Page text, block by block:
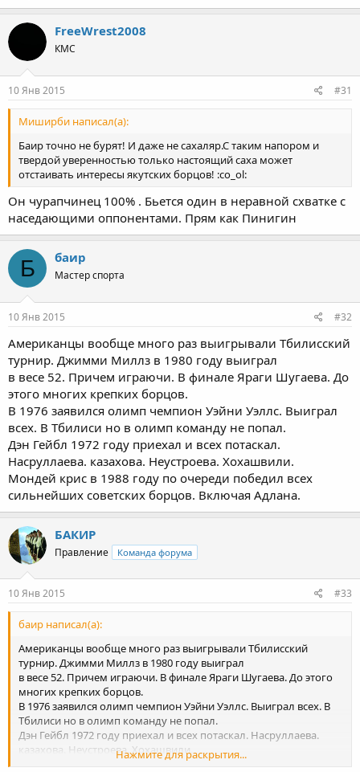
FreeWrest2008
КМС
10 Янв 2015 #31
Миширби написал(а):
Баир точно не бурят! И даже не сахаляр.С таким напором и
твердой уверенностью только настоящий саха может
отстаивать интересы якутских борцов! :co_ol:
Он чурапчинец 100% . Бьется один в неравной схватке с
наседающими оппонентами. Прям как Пинигин
Б баир
Мастер спорта
10 Янв 2015 #32
Американцы вообще много раз выигрывали Тбилисский
турнир. Джимми Миллз в 1980 году выиграл
в весе 52. Причем играючи. В финале Яраги Шугаева. До
этого многих крепких борцов.
В 1976 заявился олимп чемпион Уэйни Уэллс. Выиграл
всех. В Тбилиси но в олимп команду не попал.
Дэн Гейбл 1972 году приехал и всех потаскал.
Насруллаева. казахова. Неустроева. Хохашвили.
Мондей крис в 1988 году по очереди победил всех
сильнейших советских борцов. Включая Адлана.
БАКИР
Правление Команда форума
10 Янв 2015 #33
баир написал(а):
Американцы вообще много раз выигрывали Тбилисский
турнир. Джимми Миллз в 1980 году выиграл
в весе 52. Причем играючи. В финале Яраги Шугаева. До этого
многих крепких борцов.
В 1976 заявился олимп чемпион Уэйни Уэллс. Выиграл всех. В
Тбилиси но в олимп команду не попал.
Дэн Гейбл 1972 году приехал и всех потаскал. Насруллаева.
казахова. Неустроева. Хохашвили.
Мондей крис в 1988 году по очереди победил всех сильнейших
Нажмите для раскрытия...